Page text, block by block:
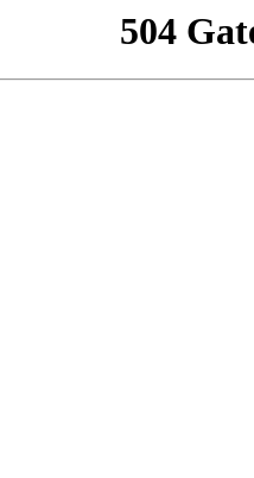
504